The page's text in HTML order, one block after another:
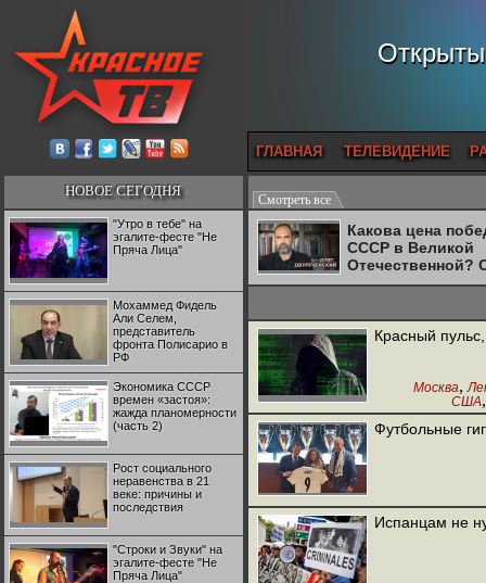
ГЛАВНАЯ ТЕЛЕВИДЕНИЕ
НОВОЕ СЕГОДНЯ
"Утро в тебе" на
эгалите-фесте "Не
Пряча Лица"
Мохаммед Фидель
Али Селем,
представитель
фронта Полисарио в
РФ
Экономика СССР
времен «застоя»:
жажда планомерности
(часть 2)
Рост социального
неравенства в 21
веке: причины и
последствия
"Строки и Звуки" на
эгалите-фесте "Не
Пряча Лица"
Смотреть все
Какова цена
СССР в Великой
Отечественной?
Двуреченский о
Красный
Москва,
США
Испания,
Италия,
Футбольные
Испанцам не